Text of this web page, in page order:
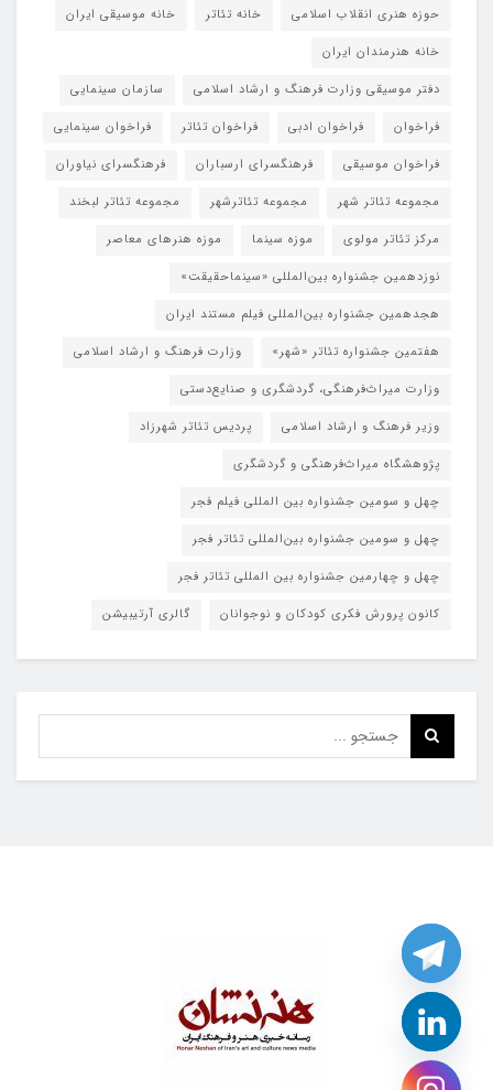
حوزه هنری انقلاب اسلامی
خانه تئاتر
خانه موسیقی ایران
خانه هنرمندان ایران
دفتر موسیقی وزارت فرهنگ و ارشاد اسلامی
سازمان سینمایی
فراخوان
فراخوان ادبی فراخوان تئاتر
فراخوان سینمایی
فراخوان موسیقی
فرهنگسرای ارسباران
فرهنگسرای نیاوران
مجموعه تئاتر شهر
مجموعه تئاترشهر
مجموعه تئاتر لبخند
مرکز تئاتر مولوی
موزه سینما
موزه هنرهای معاصر
نوزدهمین جشنواره بین‌المللی «سینماحقیقت»
هجدهمین جشنواره بین‌المللی فیلم مستند ایران
هفتمین جشنواره تئاتر «شهر»
وزارت فرهنگ و ارشاد اسلامی
وزارت میراث‌فرهنگی، گردشگری و صنایع‌دستی
وزیر فرهنگ و ارشاد اسلامی
پردیس تئاتر شهرزاد
پژوهشگاه میراث‌فرهنگی و گردشگری
چهل و سومین جشنواره بین المللی فیلم فجر
چهل و سومین جشنواره بین‌المللی تئاتر فجر
چهل و چهارمین جشنواره بین المللی تئاتر فجر
کانون پرورش فکری کودکان و نوجوانان
گالری آرتیبیشن